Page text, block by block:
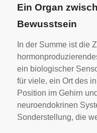
Ein Organ
Bewusstsein
In der Summe ist die
ein biologischer
für viele, ein Ort des
Position im Gehirn
neuroendokrinen
Sonderstellung, die